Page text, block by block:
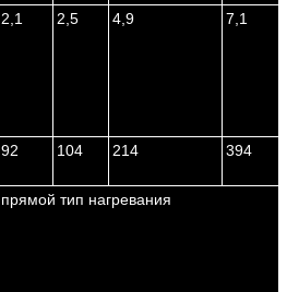
2,1 2,5 4,9 7,1
92 104 214 394
прямой тип нагревания